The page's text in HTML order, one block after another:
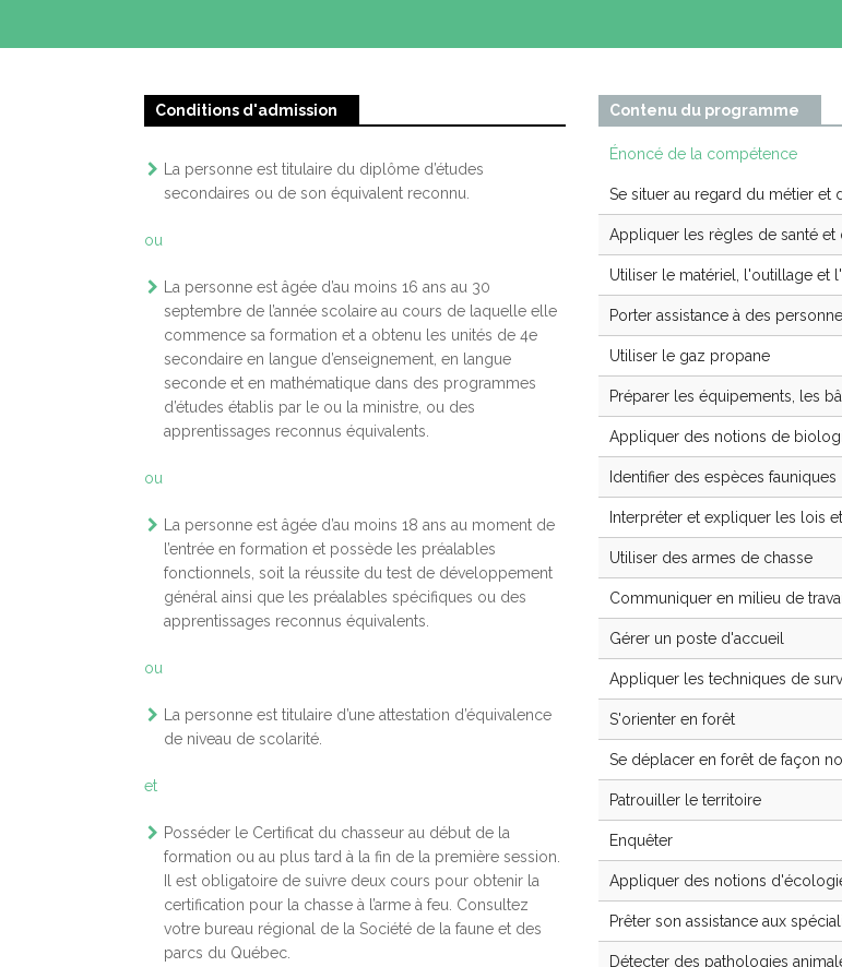
Conditions d'admission
La personne est titulaire du diplôme d’études
secondaires ou de son équivalent reconnu.
ou
La personne est âgée d’au moins 16 ans au 30
septembre de l’année scolaire au cours de laquelle elle
commence sa formation et a obtenu les unités de 4e
secondaire en langue d’enseignement, en langue
seconde et en mathématique dans des programmes
d’études établis par le ou la ministre, ou des
apprentissages reconnus équivalents.
ou
La personne est âgée d’au moins 18 ans au moment de
l’entrée en formation et possède les préalables
fonctionnels, soit la réussite du test de développement
général ainsi que les préalables spécifiques ou des
apprentissages reconnus équivalents.
ou
La personne est titulaire d’une attestation d’équivalence
de niveau de scolarité.
et
Posséder le Certificat du chasseur au début de la
formation ou au plus tard à la fin de la première session.
Il est obligatoire de suivre deux cours pour obtenir la
certification pour la chasse à l’arme à feu. Consultez
votre bureau régional de la Société de la faune et des
parcs du Québec.
Contenu du programme
Énoncé de la compétence
Se situer au regard du métier et
Appliquer les règles de santé et
Utiliser le matériel, l'outillage et
Porter assistance à des
Utiliser le gaz propane
Préparer les équipements, les
Appliquer des notions de
Identifier des espèces fauniques
Interpréter et expliquer les lois
Utiliser des armes de chasse
Communiquer en milieu de travail
Gérer un poste d'accueil
Appliquer les techniques de
S'orienter en forêt
Se déplacer en forêt de façon
Patrouiller le territoire
Enquêter
Appliquer des notions
Prêter son assistance aux
Détecter des pathologies